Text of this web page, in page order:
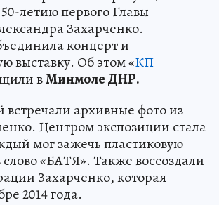
летию первого Главы
Захарченко.
концерт и
выставку. Об этом «КП
вМинмоле ДНР.
встречали архивные фото из
Центром экспозиции стала
мог зажечь пластиковую
«БАТЯ». Также воссоздали
Захарченко, которая
2014 года.